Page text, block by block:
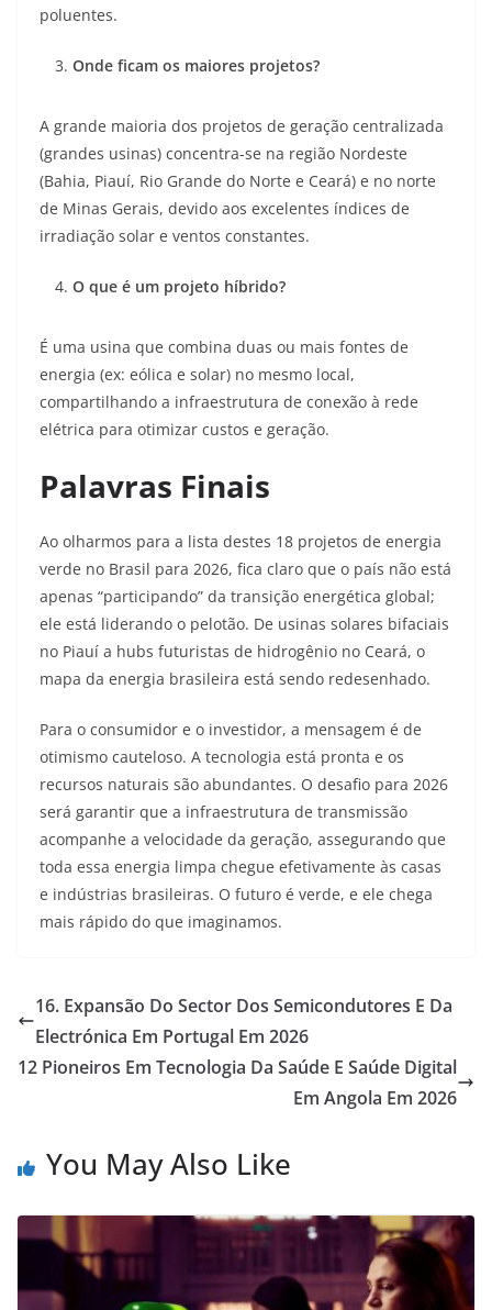
poluentes.
Onde ficam os maiores projetos?
A grande maioria dos projetos de geração centralizada
(grandes usinas) concentra-se na região Nordeste
(Bahia, Piauí, Rio Grande do Norte e Ceará) e no norte
de Minas Gerais, devido aos excelentes índices de
irradiação solar e ventos constantes.
O que é um projeto híbrido?
É uma usina que combina duas ou mais fontes de
energia (ex: eólica e solar) no mesmo local,
compartilhando a infraestrutura de conexão à rede
elétrica para otimizar custos e geração.
Palavras Finais
Ao olharmos para a lista destes 18 projetos de energia
verde no Brasil para 2026, fica claro que o país não está
apenas “participando” da transição energética global;
ele está liderando o pelotão. De usinas solares bifaciais
no Piauí a hubs futuristas de hidrogênio no Ceará, o
mapa da energia brasileira está sendo redesenhado.
Para o consumidor e o investidor, a mensagem é de
otimismo cauteloso. A tecnologia está pronta e os
recursos naturais são abundantes. O desafio para 2026
será garantir que a infraestrutura de transmissão
acompanhe a velocidade da geração, assegurando que
toda essa energia limpa chegue efetivamente às casas
e indústrias brasileiras. O futuro é verde, e ele chega
mais rápido do que imaginamos.
16. Expansão Do Sector Dos Semicondutores E Da
Electrónica Em Portugal Em 2026
12 Pioneiros Em Tecnologia Da Saúde E Saúde Digital
Em Angola Em 2026
You May Also Like